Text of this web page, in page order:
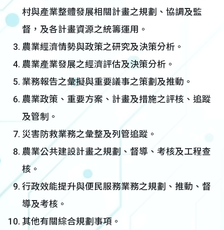
村與產業整體發展相關計畫之規劃、協調及監
督，及各計畫資源之統籌運用。
農業經濟情勢與政策之研究及決策分析。
農業產業發展之經濟評估及決策分析。
業務報告之彙擬與重要議事之策劃及推動。
農業政策、重要方案、計畫及措施之評核、追蹤
及管制。
災害防救業務之彙整及列管追蹤。
農業公共建設計畫之規劃、督導、考核及工程查
核。
行政效能提升與便民服務業務之規劃、推動、督
導及考核。
其他有關綜合規劃事項。